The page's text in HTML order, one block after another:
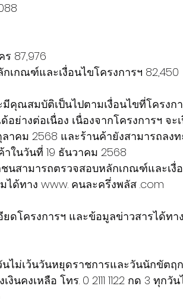
87,976
เกณฑ์และเงื่อนไขโครงการฯ 82,450
คุณสมบัติเป็นไปตามเงื่อนไขที่โครงก
อย่างต่อเนื่อง เนื่องจากโครงการฯ จะ
าคม 2568 และร้านค้ายังสามารถลง
ในวันที่ 19 ธันวาคม 2568
นสามารถตรวจสอบหลักเกณฑ์และเงื่
ได้ทาง www. คนละครึ่งพลัส .com
ยดโครงการฯ และข้อมูลข่าวสารได้ท
วันไม่เว้นวันหยุดราชการและวันนักขัต
นคงเหลือ โทร. 0 2111 1122 กด 3 ทุกวั